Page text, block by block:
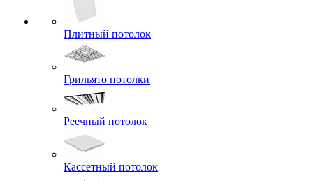
Плитный потолок
Грильято потолки
Реечный потолок
Кассетный потолок